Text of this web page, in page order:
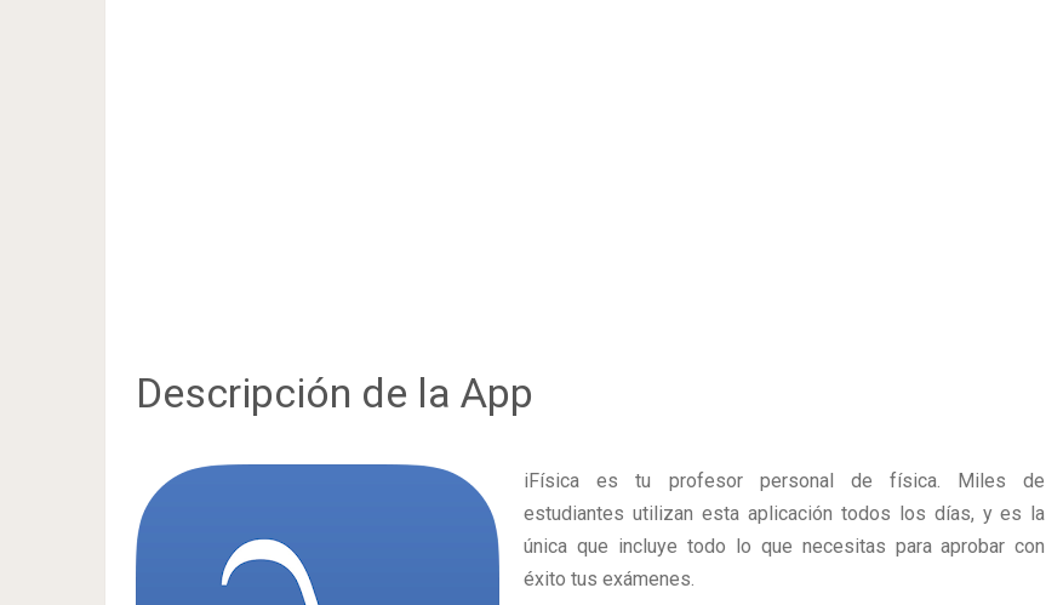
Descripción de la App
iFísica es tu profesor personal de física. Miles de
estudiantes utilizan esta aplicación todos los días, y es la
única que incluye todo lo que necesitas para aprobar con
éxito tus exámenes.